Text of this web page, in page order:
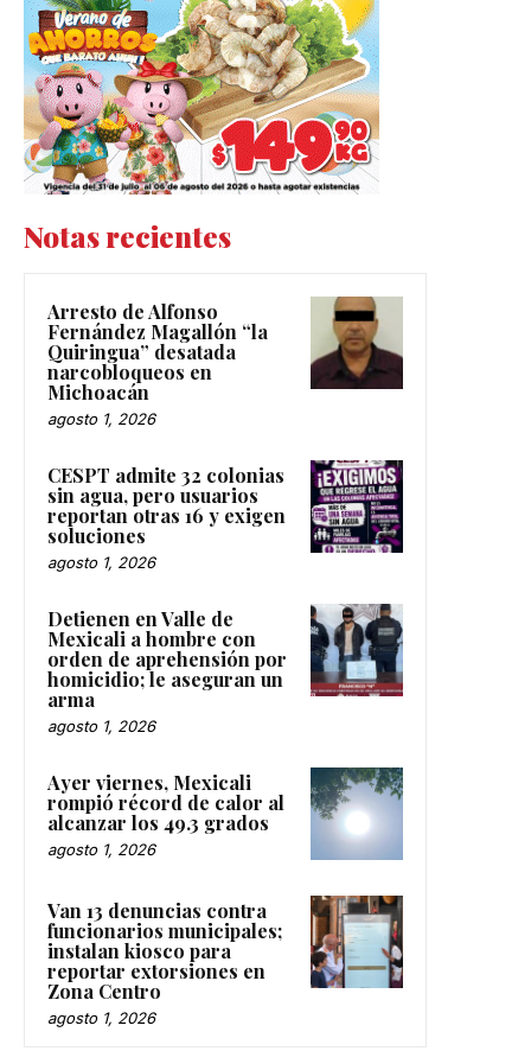
Notas recientes
Arresto de Alfonso
Fernández Magallón “la
Quiringua” desatada
narcobloqueos en
Michoacán
agosto 1, 2026
CESPT admite 32 colonias
sin agua, pero usuarios
reportan otras 16 y exigen
soluciones
agosto 1, 2026
Detienen en Valle de
Mexicali a hombre con
orden de aprehensión por
homicidio; le aseguran un
arma
agosto 1, 2026
Ayer viernes, Mexicali
rompió récord de calor al
alcanzar los 49.3 grados
agosto 1, 2026
Van 13 denuncias contra
funcionarios municipales;
instalan kiosco para
reportar extorsiones en
Zona Centro
agosto 1, 2026